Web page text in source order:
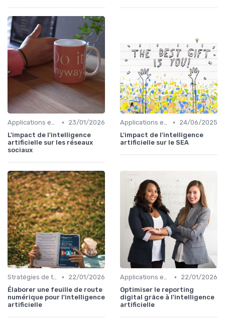
Applications en entreprise •
23/01/2026
L'impact de l'intelligence
artificielle sur les réseaux
sociaux
Applications en entreprise •
24/06/2025
L'impact de l'intelligence
artificielle sur le SEA
Stratégies de transformation •
22/01/2026
Élaborer une feuille de route
numérique pour l'intelligence
artificielle
Applications en entreprise •
22/01/2026
Optimiser le reporting
digital grâce à l'intelligence
artificielle